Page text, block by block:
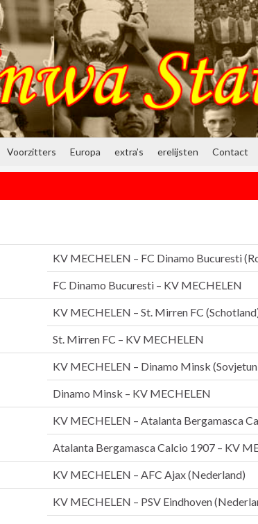
Voorzitters Europa extra’s erelijsten Contact
KV MECHELEN – FC Dinamo Bucuresti
FC Dinamo Bucuresti – KV MECHELEN
KV MECHELEN – St. Mirren FC
St. Mirren FC – KV MECHELEN
KV MECHELEN – Dinamo Minsk
Dinamo Minsk – KV MECHELEN
KV MECHELEN – Atalanta Bergamasca
Atalanta Bergamasca Calcio 1907 – KV
KV MECHELEN – AFC Ajax (Nederland)
KV MECHELEN – PSV Eindhoven